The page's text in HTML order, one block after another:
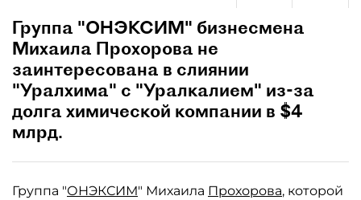
Группа "ОНЭКСИМ" бизнесмена
Михаила Прохорова не
заинтересована в слиянии
"Уралхима" с "Уралкалием" из-за
долга химической компании в $4
млрд.
Группа "ОНЭКСИМ" Михаила Прохорова, которой